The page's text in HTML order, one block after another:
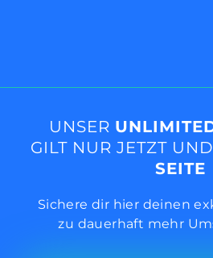
UNSER
GILT NUR JETZT UND
SEITE
Sichere dir hier deinen
zu dauerhaft mehr